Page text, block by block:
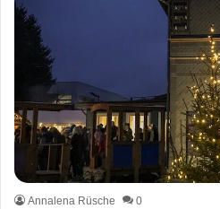
Annalena Rüsche 0